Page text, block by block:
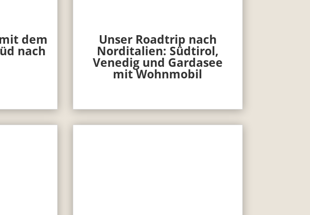
dem
nach
Unser Roadtrip nach
Norditalien: Südtirol,
Venedig und Gardasee
mit Wohnmobil